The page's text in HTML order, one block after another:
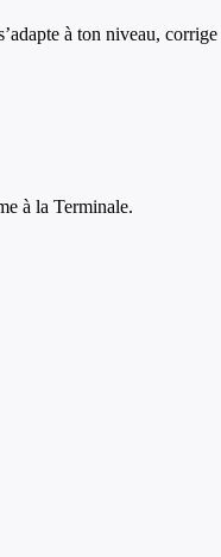
à ton niveau, corrige
à la Terminale.